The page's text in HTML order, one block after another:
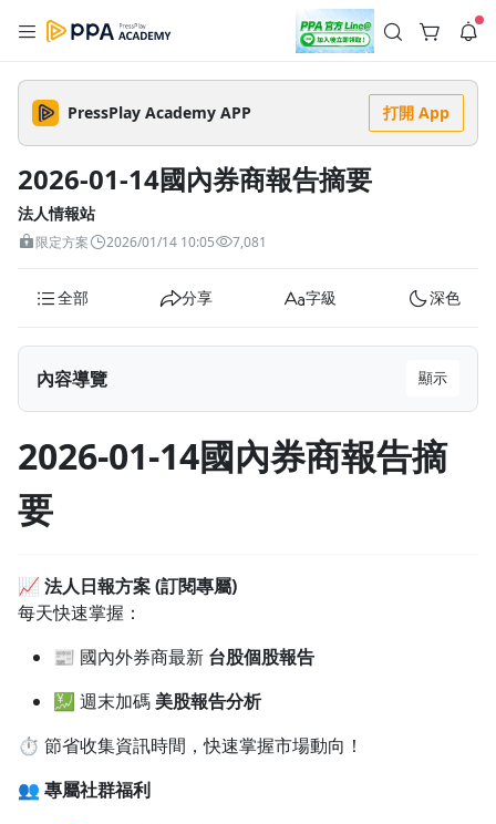
註冊領取 上千元優惠券！
公告
🌞 PPA 避暑津貼．冷氣房升級｜期間快閃活動
🥵 酷暑限時快閃｜單筆滿 NT$2,500 現折 NT$300、再贈最高
2% 點數回饋！🚀 酷暑來襲．偷偷在冷氣房升級 📈⭐️ 【冷氣房
進修 限時開跑】◾單筆滿 NT$2,500 現折 NT$300◾活動期間：
即日起 - 8/13（只有一週）-📣 酷暑季好康 \ 再加碼 /→ 點數回饋
無上限🔥購買任一課程 or 訂閱✅ 消費即享回饋 1% 點數✅ 滿
$5,000 回饋 2% 點數🎁 此為 PPA 官方帳號 Line@ 專屬活動，加
3 天前
查看全部
PressPlay Academy APP 打開 App
2026-01-14國內券商報告摘要
法人情報站
限定方案 2026/01/14 10:05 7,081
全部 分享 字級 深色
內容導覽 顯示
2026-01-14國內券商報告摘
要
📈 法人日報方案 (訂閱專屬)
每天快速掌握：
📰 國內外券商最新 台股個股報告
💹 週末加碼 美股報告分析
⏱️ 節省收集資訊時間，快速掌握市場動向！
👥 專屬社群福利
--:-- --:--
1.0x
播放速度
1.25x
0.75x
追蹤列表 播放清單
去逛逛